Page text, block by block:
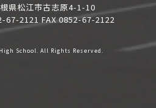
県松江市古志原4-1-10
67-2121 FAX 0852-67-2122
School. All Rights Reserved.